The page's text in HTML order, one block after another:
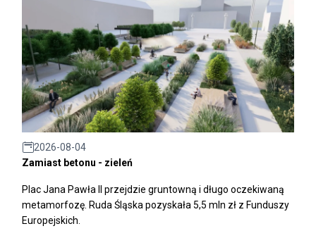
2026-08-04
Zamiast betonu - zieleń
Plac Jana Pawła II przejdzie gruntowną i długo oczekiwaną
metamorfozę. Ruda Śląska pozyskała 5,5 mln zł z Funduszy
Europejskich.